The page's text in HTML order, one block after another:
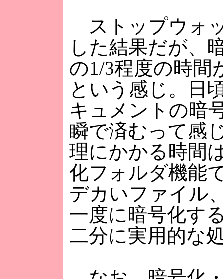
ストップウォ
した結果だが、
の1/3程度の時間
という感じ。日
キュメントの暗
瞬で済むって感
理にかかる時間
化フォルダ機能
デカいファイル
一度に暗号化す
二分に実用的な